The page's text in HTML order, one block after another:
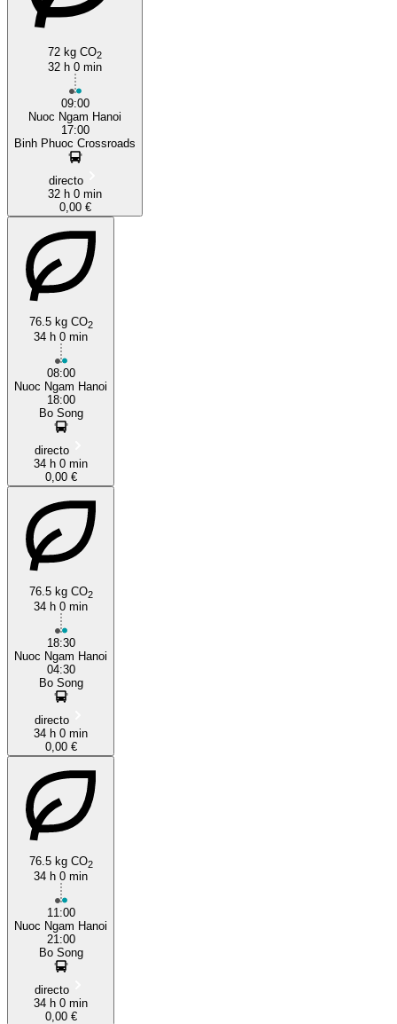
72 kg CO2
32 h 0 min
09:00
Nuoc Ngam Hanoi
17:00
Binh Phuoc Crossroads
directo
32 h 0 min
0,00 €
76.5 kg CO2
34 h 0 min
08:00
Nuoc Ngam Hanoi
18:00
Bo Song
directo
34 h 0 min
0,00 €
76.5 kg CO2
34 h 0 min
18:30
Nuoc Ngam Hanoi
04:30
Bo Song
directo
34 h 0 min
0,00 €
76.5 kg CO2
34 h 0 min
11:00
Nuoc Ngam Hanoi
21:00
Bo Song
directo
34 h 0 min
0,00 €